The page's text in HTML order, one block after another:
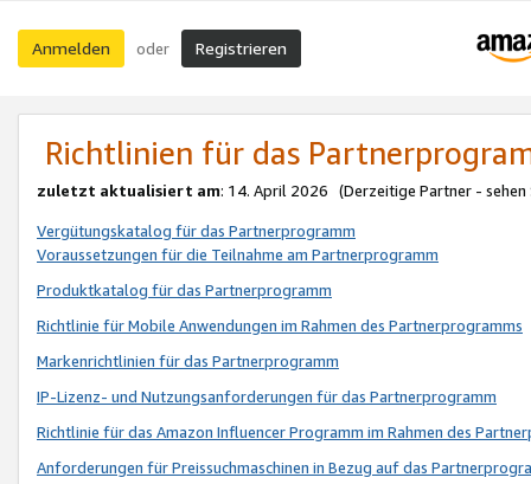
Anmelden oder Registrieren
Richtlinien für das
zuletzt aktualisiert am: 14. April 2026 (Derzeitige Partner - sehen
Vergütungskatalog für das Partnerprogramm
Voraussetzungen für die Teilnahme am Partnerprogramm
Produktkatalog für das Partnerprogramm
Richtlinie für Mobile Anwendungen im Rahmen des Partnerprogramms
Markenrichtlinien für das Partnerprogramm
IP-Lizenz- und Nutzungsanforderungen für das Partnerprogramm
Richtlinie für das Amazon Influencer Programm im Rahmen des
Anforderungen für Preissuchmaschinen in Bezug auf das